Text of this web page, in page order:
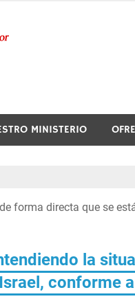
MINISTERIO
forma directa que se
la
conforme